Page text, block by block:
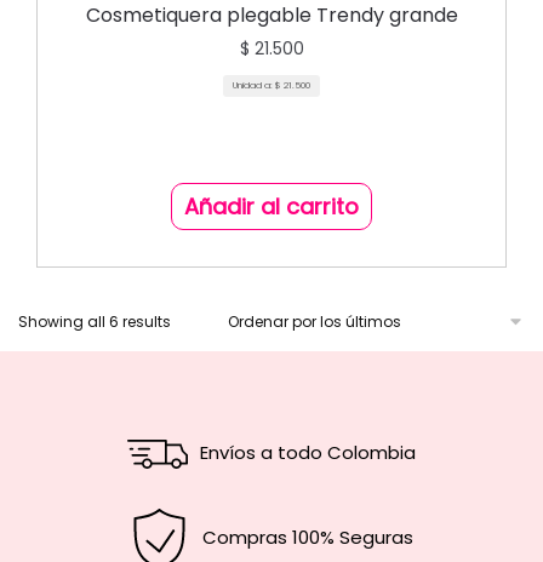
Cosmetiquera plegable Trendy grande
$ 21.500
Unidad a: $ 21.500
Añadir al carrito
Showing all 6 results
Envíos a todo Colombia
Compras 100% Seguras